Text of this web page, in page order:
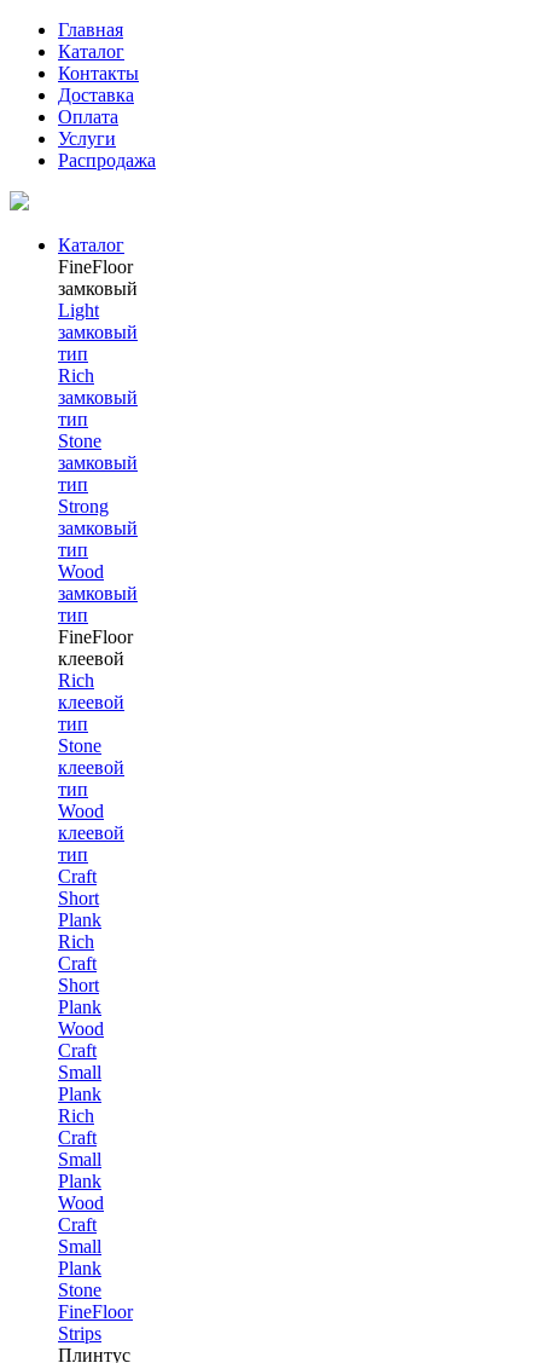
Главная
Каталог
Контакты
Доставка
Оплата
Услуги
Распродажа
Каталог
FineFloor
замковый
Light
замковый
тип
Rich
замковый
тип
Stone
замковый
тип
Strong
замковый
тип
Wood
замковый
тип
FineFloor
клеевой
Rich
клеевой
тип
Stone
клеевой
тип
Wood
клеевой
тип
Craft
Short
Plank
Rich
Craft
Short
Plank
Wood
Craft
Small
Plank
Rich
Craft
Small
Plank
Wood
Craft
Small
Plank
Stone
FineFloor
Strips
Плинтус